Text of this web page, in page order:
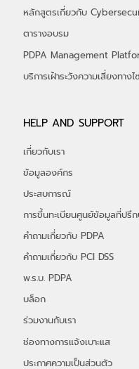
หลักสูตรเกี่ยวกับ
ตารางอบรม
PDPA Management
บริการเฝ้าระวังความเสี่ยงทางไ
HELP AND SUPPORT
เกี่ยวกับเรา
ข้อมูลองค์กร
ประสบการณ์
การขึ้นทะเบียนศูนย์ข้อมูลที่ปรึ
คำถามเกี่ยวกับ PDPA
คำถามเกี่ยวกับ PCI DSS
พ.ร.บ. PDPA
บล็อก
ร่วมงานกับเรา
ช่องทางการแจ้งเบาะแส
ประกาศความเป็นส่วนตัว